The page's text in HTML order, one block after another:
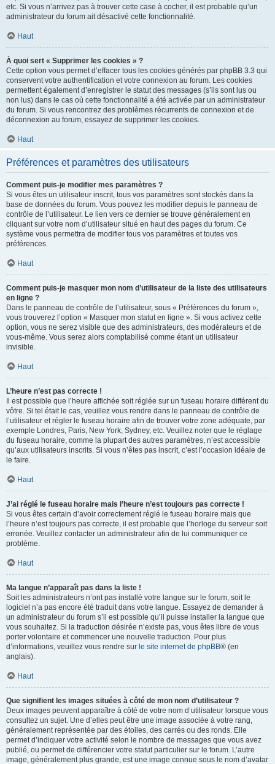
etc. Si vous n’arrivez pas à trouver cette case à cocher, il est probable qu’un
administrateur du forum ait désactivé cette fonctionnalité.
Haut
À quoi sert « Supprimer les cookies » ?
Cette option vous permet d’effacer tous les cookies générés par phpBB 3.3 qui
conservent votre authentification et votre connexion au forum. Les cookies
permettent également d’enregistrer le statut des messages (s’ils sont lus ou
non lus) dans le cas où cette fonctionnalité a été activée par un administrateur
du forum. Si vous rencontrez des problèmes récurrents de connexion et de
déconnexion au forum, essayez de supprimer les cookies.
Haut
Préférences et paramètres des utilisateurs
Comment puis-je modifier mes paramètres ?
Si vous êtes un utilisateur inscrit, tous vos paramètres sont stockés dans la
base de données du forum. Vous pouvez les modifier depuis le panneau de
contrôle de l’utilisateur. Le lien vers ce dernier se trouve généralement en
cliquant sur votre nom d’utilisateur situé en haut des pages du forum. Ce
système vous permettra de modifier tous vos paramètres et toutes vos
préférences.
Haut
Comment puis-je masquer mon nom d’utilisateur de la liste des utilisateurs
en ligne ?
Dans le panneau de contrôle de l’utilisateur, sous « Préférences du forum »,
vous trouverez l’option « Masquer mon statut en ligne ». Si vous activez cette
option, vous ne serez visible que des administrateurs, des modérateurs et de
vous-même. Vous serez alors comptabilisé comme étant un utilisateur
invisible.
Haut
L’heure n’est pas correcte !
Il est possible que l’heure affichée soit réglée sur un fuseau horaire différent du
vôtre. Si tel était le cas, veuillez vous rendre dans le panneau de contrôle de
l’utilisateur et régler le fuseau horaire afin de trouver votre zone adéquate, par
exemple Londres, Paris, New York, Sydney, etc. Veuillez noter que le réglage
du fuseau horaire, comme la plupart des autres paramètres, n’est accessible
qu’aux utilisateurs inscrits. Si vous n’êtes pas inscrit, c’est l’occasion idéale de
le faire.
Haut
J’ai réglé le fuseau horaire mais l’heure n’est toujours pas correcte !
Si vous êtes certain d’avoir correctement réglé le fuseau horaire mais que
l’heure n’est toujours pas correcte, il est probable que l’horloge du serveur soit
erronée. Veuillez contacter un administrateur afin de lui communiquer ce
problème.
Haut
Ma langue n’apparaît pas dans la liste !
Soit les administrateurs n’ont pas installé votre langue sur le forum, soit le
logiciel n’a pas encore été traduit dans votre langue. Essayez de demander à
un administrateur du forum s’il est possible qu’il puisse installer la langue que
vous souhaitez. Si la traduction désirée n’existe pas, vous êtes libre de vous
porter volontaire et commencer une nouvelle traduction. Pour plus
d’informations, veuillez vous rendre sur le site internet de phpBB® (en
anglais).
Haut
Que signifient les images situées à côté de mon nom d’utilisateur ?
Deux images peuvent apparaître à côté de votre nom d’utilisateur lorsque vous
consultez un sujet. Une d’elles peut être une image associée à votre rang,
généralement représentée par des étoiles, des carrés ou des ronds. Elle
permet d’indiquer votre activité selon le nombre de messages que vous avez
publié, ou permet de différencier votre statut particulier sur le forum. L’autre
image, généralement plus grande, est une image connue sous le nom d’avatar